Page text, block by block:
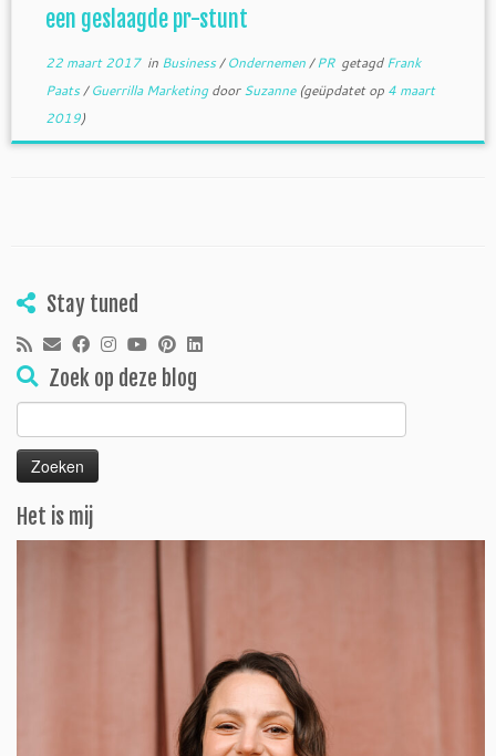
een geslaagde pr-stunt
22 maart 2017in Business/Ondernemen/PR getagdFrank
Paats/Guerrilla MarketingdoorSuzanne(geüpdatet op 4 maart
2019)
Stay tuned
Zoek op deze blog
Zoeken
naar:
Het is mij